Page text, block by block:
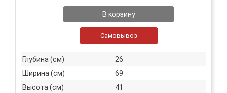
В корзину
Самовывоз
Глубина (см)
26
Ширина (см)
69
Высота (см)
41